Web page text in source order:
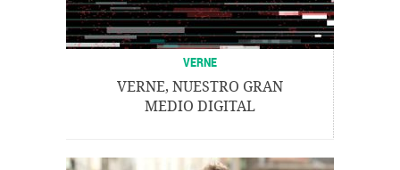
VERNE
VERNE, NUESTRO GRAN
MEDIO DIGITAL